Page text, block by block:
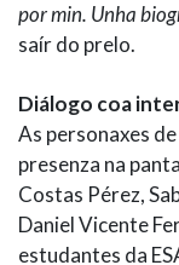
por min. Unha
saír do prelo.
Diálogo coa
As personaxes
presenza na
Costas Pérez,
Daniel Vicente
estudantes da